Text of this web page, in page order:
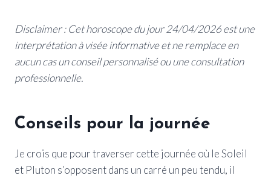
Disclaimer : Cet horoscope du jour 24/04/2026 est une
interprétation à visée informative et ne remplace en
aucun cas un conseil personnalisé ou une consultation
professionnelle.
Conseils pour la journée
Je crois que pour traverser cette journée où le Soleil
et Pluton s’opposent dans un carré un peu tendu, il